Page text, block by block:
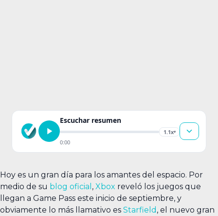
Escuchar resumen
1.1x▾
0:00
Hoy es un gran día para los amantes del espacio. Por
medio de su blog oficial , Xbox reveló los juegos que
llegan a Game Pass este inicio de septiembre, y
obviamente lo más llamativo es Starfield , el nuevo gran